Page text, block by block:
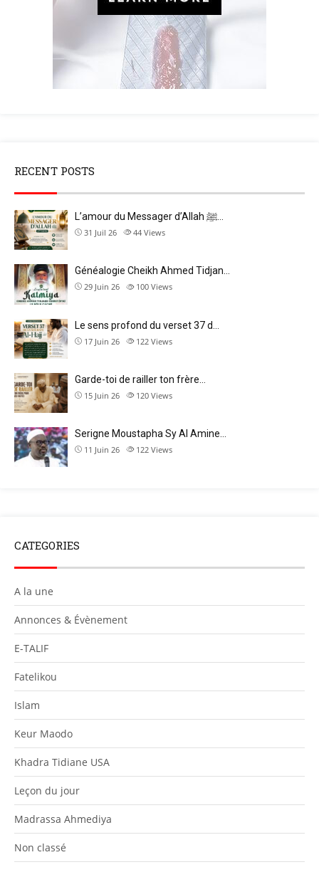
RECENT POSTS
31 Juil 26 44 Views
Généalogie Cheikh Ahmed Tidjan…
29 Juin 26 100 Views
Le sens profond du verset 37 d…
17 Juin 26 122 Views
Garde-toi de railler ton frère…
15 Juin 26 120 Views
Serigne Moustapha Sy Al Amine…
11 Juin 26 122 Views
CATEGORIES
A la une
Annonces & Évènement
E-TALIF
Fatelikou
Islam
Keur Maodo
Khadra Tidiane USA
Leçon du jour
Madrassa Ahmediya
Non classé